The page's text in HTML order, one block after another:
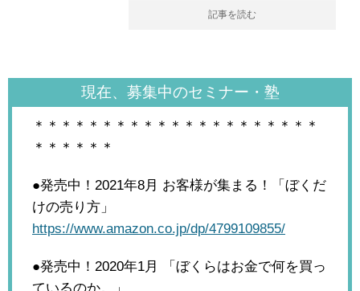
記事を読む
現在、募集中のセミナー・塾
＊＊＊＊＊＊＊＊＊＊＊＊＊＊＊＊＊＊＊＊＊
＊＊＊＊＊＊
●発売中！2021年8月 お客様が集まる！「ぼくだ
けの売り方」
https://www.amazon.co.jp/dp/4799109855/
●発売中！2020年1月
「ぼくらはお金で何を買っ